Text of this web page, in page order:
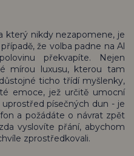
který nikdy nezapomene, je
že volba padne na Al
překvapíte. Nejen
mírou luxusu, kterou tam
ticho třídí myšlenky,
emoce, jež určitě umocní
písečných dun - je
a požádáte o návrat zpět
vyslovíte přání, abychom
zprostředkovali.